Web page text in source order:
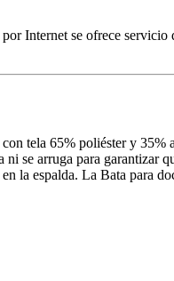
Internet se ofrece
tela 65% poliéster y
se arruga para garantizar
la espalda. La Bata para